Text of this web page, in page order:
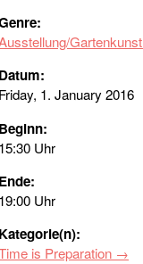
Gartenkunst
Datum:
Friday, 1. January 2016
Beginn:
15:30 Uhr
Ende:
19:00 Uhr
Kategorie(n):
is Preparation